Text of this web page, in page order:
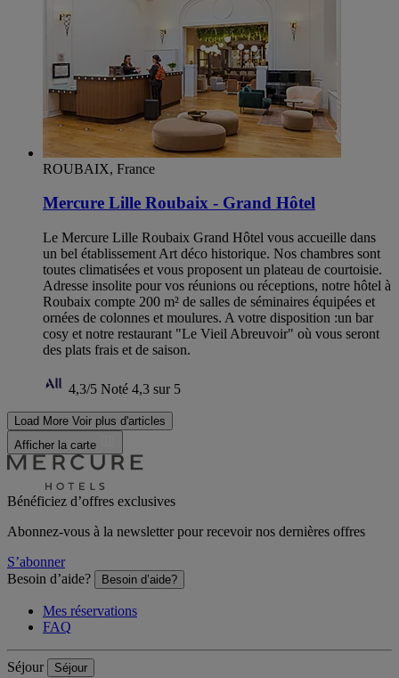
ROUBAIX, France
Mercure Lille Roubaix - Grand Hôtel
Le Mercure Lille Roubaix Grand Hôtel vous accueille dans
un bel établissement Art déco historique. Nos chambres sont
toutes climatisées et vous proposent un plateau de courtoisie.
Adresse insolite pour vos réunions ou réceptions, notre hôtel à
Roubaix compte 200 m² de salles de séminaires équipées et
ornées de colonnes et moulures. A votre disposition :un bar
cosy et notre restaurant "Le Vieil Abreuvoir" où vous seront
des plats frais et de saison.
4,3/5 Noté 4,3 sur 5
Load More Voir plus d'articles
Afficher la carte
Bénéficiez d’offres exclusives
Abonnez-vous à la newsletter pour recevoir nos dernières offres
S’abonner
Besoin d’aide?
Besoin d’aide?
Mes réservations
FAQ
Séjour Séjour